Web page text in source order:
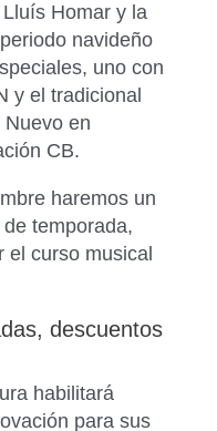
Homar y la
navideño
uno con
y el tradicional
en
CB.
haremos un
temporada,
el curso musical
descuentos
habilitará
para sus